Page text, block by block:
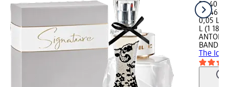
30,40 €
59,46
0,05 L
L (1
The